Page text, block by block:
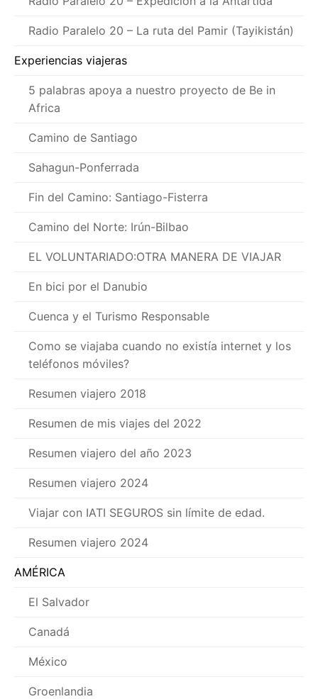
Radio Paralelo 20 – La ruta del Pamir (Tayikistán)
Experiencias viajeras
5 palabras apoya a nuestro proyecto de Be in
Africa
Camino de Santiago
Sahagun-Ponferrada
Fin del Camino: Santiago-Fisterra
Camino del Norte: Irún-Bilbao
EL VOLUNTARIADO:OTRA MANERA DE VIAJAR
En bici por el Danubio
Cuenca y el Turismo Responsable
Como se viajaba cuando no existía internet y los
teléfonos móviles?
Resumen viajero 2018
Resumen de mis viajes del 2022
Resumen viajero del año 2023
Resumen viajero 2024
Viajar con IATI SEGUROS sin límite de edad.
Resumen viajero 2024
AMÉRICA
El Salvador
Canadá
México
Groenlandia